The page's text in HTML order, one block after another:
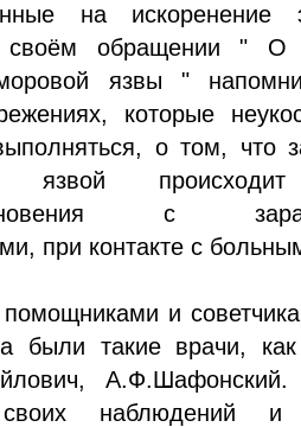
на искоренение
обращении " О
язвы "
которые
о том, что
язвой
с
при контакте с
и
были такие врачи,
наблюдений и